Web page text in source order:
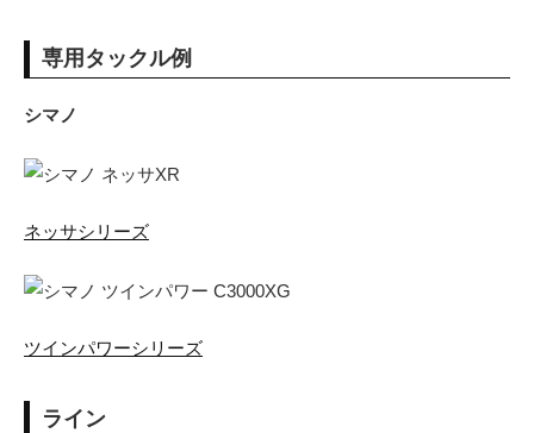
専用タックル例
シマノ
ネッサシリーズ
ツインパワーシリーズ
ライン